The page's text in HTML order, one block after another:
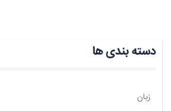
دسته بندی ها
زبان